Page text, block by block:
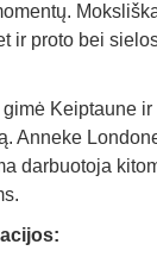
ir proto bei
Keiptaune
Anneke
darbuotoja